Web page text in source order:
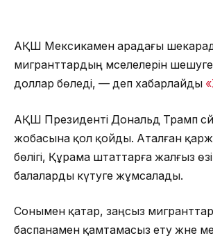
АҚШ Мексикамен арадағы
мигранттардың мәселелерін
доллар бөледі, — деп хабарлайды
АҚШ Президенті Дональд Трамп
жобасына қол қойды. Аталған
бөлігі, Құрама штаттарға жалғыз
балаларды күтуге жұмсалады.
Сонымен қатар, заңсыз
баспанамен қамтамасыз ету және